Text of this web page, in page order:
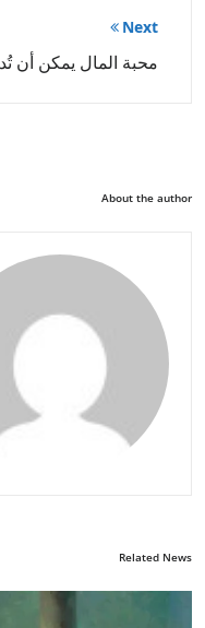
Next
محبة المال يمكن أن
About the author
Related News